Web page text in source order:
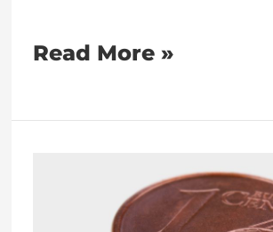
Read More »